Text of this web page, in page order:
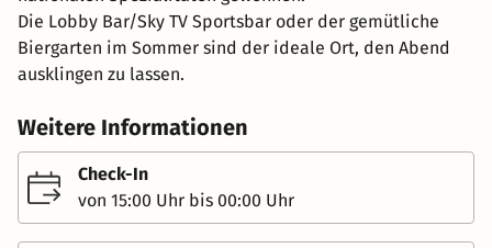
Die Lobby Bar/Sky TV Sportsbar oder der gemütliche
Biergarten im Sommer sind der ideale Ort, den Abend
ausklingen zu lassen.
Weitere Informationen
Check-In
von 15:00 Uhr bis 00:00 Uhr